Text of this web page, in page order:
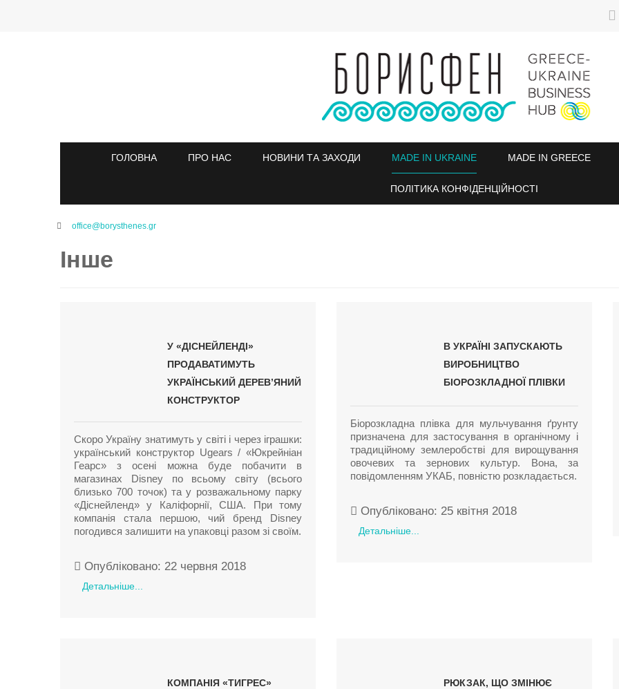
ГОЛОВНА ПРО НАС НОВИНИ ТА ЗАХОДИ MADE IN UKRAINE MADE IN GREECE
ПОЛІТИКА КОНФІДЕНЦІЙНОСТІ
office@borysthenes.gr
Інше
У «ДІСНЕЙЛЕНДІ»
ПРОДАВАТИМУТЬ
УКРАЇНСЬКИЙ ДЕРЕВ’ЯНИЙ
КОНСТРУКТОР
Скоро Україну знатимуть у світі і через іграшки:
український конструктор Ugears / «Юкрейніан
Геарс» з осені можна буде побачити в
магазинах Disney по всьому світу (всього
близько 700 точок) та у розважальному парку
«Діснейленд» у Каліфорнії, США. При тому
компанія стала першою, чий бренд Disney
погодився залишити на упаковці разом зі своїм.
Опубліковано: 22 червня 2018
Детальніше...
В УКРАЇНІ ЗАПУСКАЮТЬ
ВИРОБНИЦТВО
БІОРОЗКЛАДНОЇ ПЛІВКИ
Біорозкладна плівка для мульчування ґрунту
призначена для застосування в органічному і
традиційному землеробстві для вирощування
овочевих та зернових культур. Вона, за
повідомленням УКАБ, повністю розкладається.
Опубліковано: 25 квітня 2018
Детальніше...
КОМПАНІЯ «ТИГРЕС»
РЮКЗАК, ЩО ЗМІНЮЄ